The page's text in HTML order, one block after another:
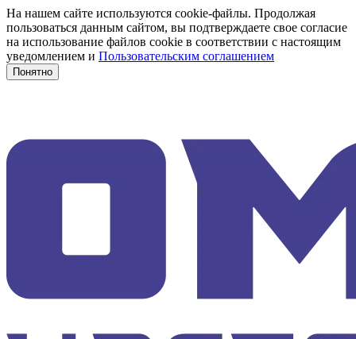
На нашем сайте используются cookie-файлы. Продолжая
пользоваться данным сайтом, вы подтверждаете свое согласие
на использование файлов cookie в соответствии с настоящим
уведомлением и Пользовательским соглашением
Понятно